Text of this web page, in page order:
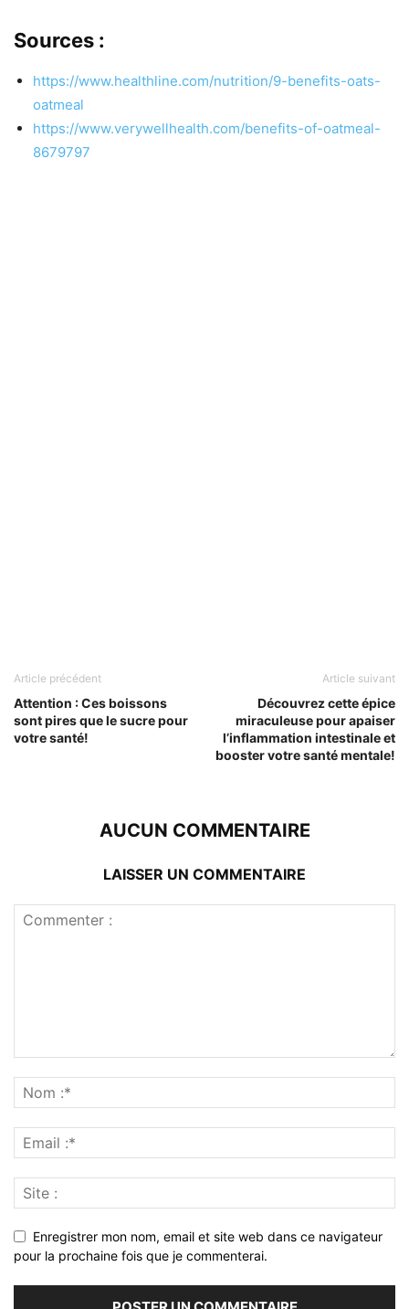
Sources :
https://www.healthline.com/nutrition/9-benefits-oats-
oatmeal
https://www.verywellhealth.com/benefits-of-oatmeal-
8679797
Article précédent
Attention : Ces boissons
sont pires que le sucre pour
votre santé!
Article suivant
Découvrez cette épice
miraculeuse pour apaiser
l’inflammation intestinale et
booster votre santé mentale!
AUCUN COMMENTAIRE
LAISSER UN COMMENTAIRE
Enregistrer mon nom, email et site web dans ce navigateur
pour la prochaine fois que je commenterai.